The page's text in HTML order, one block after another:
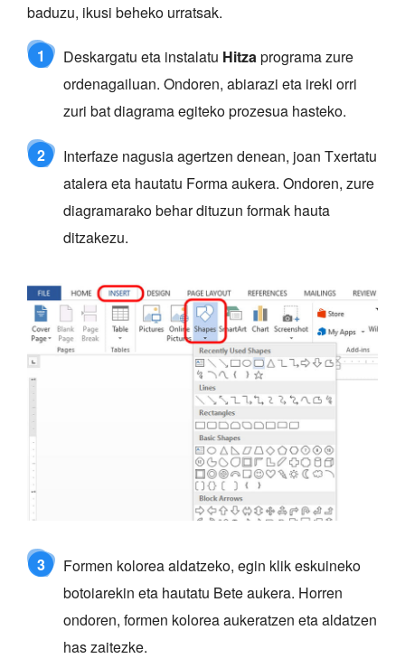
baduzu, ikusi beheko urratsak.
1 Deskargatu eta instalatu Hitzaprograma zure
ordenagailuan. Ondoren, abiarazi eta ireki orri
zuri bat diagrama egiteko prozesua hasteko.
2
Interfaze nagusia agertzen denean, joan Txertatu
atalera eta hautatu Forma aukera. Ondoren, zure
diagramarako behar dituzun formak hauta
ditzakezu.
3
Formen kolorea aldatzeko, egin klik eskuineko
botoiarekin eta hautatu Bete aukera. Horren
ondoren, formen kolorea aukeratzen eta aldatzen
has zaitezke.